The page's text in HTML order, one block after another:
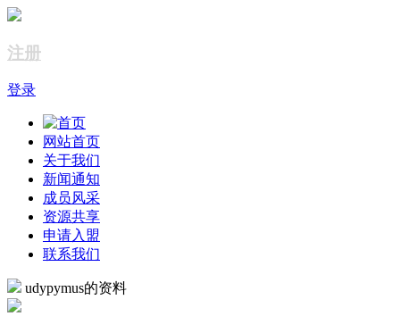
注册
登录
网站首页
关于我们
新闻通知
成员风采
资源共享
申请入盟
联系我们
udypymus的资料